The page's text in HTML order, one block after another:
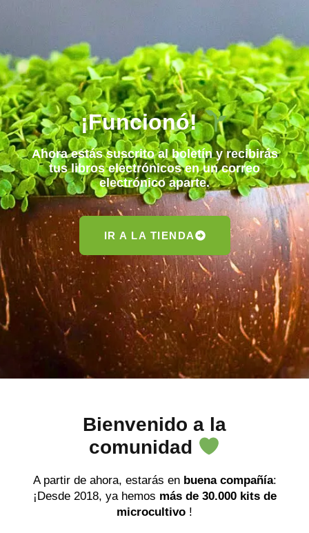
¡Funcionó!
Ahora estás suscrito al boletín y recibirás
tus libros electrónicos en un correo
electrónico aparte.
IR A LA TIENDA
Bienvenido a la
comunidad
A partir de ahora, estarás en buena compañía:
¡Desde 2018, ya hemos más de 30.000 kits de
microcultivo !